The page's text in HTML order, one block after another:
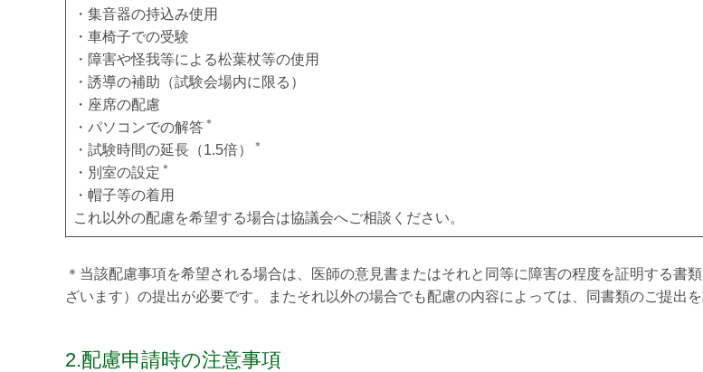
・集音器の持込み使用
・車椅子での受験
・障害や怪我等による松葉杖等の使用
・誘導の補助（試験会場内に限る）
・座席の配慮
・パソコンでの解答 ＊
・試験時間の延長（1.5倍） ＊
・別室の設定 ＊
・帽子等の着用
これ以外の配慮を希望する場合は協議会へご相談ください。
＊当該配慮事項を希望される場合は、医師の意見書またはそれと同等に障害の程度を証明する
ざいます）の提出が必要です。またそれ以外の場合でも配慮の内容によっては、同書類のご提出
2.配慮申請時の注意事項